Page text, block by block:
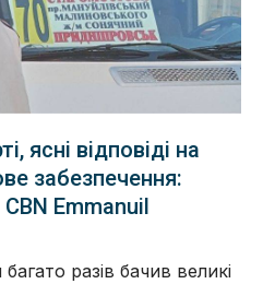
ясні відповіді на
забезпечення:
Emmanuil
разів бачив великі